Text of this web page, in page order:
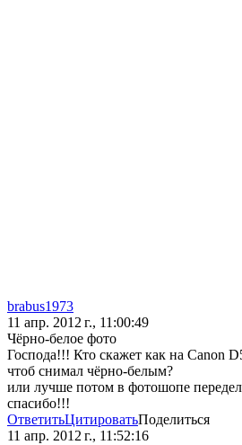
brabus1973
11 апр. 2012 г., 11:00:49
Чёрно-белое фото
Господа!!! Кто скажет как на Canon
чтоб снимал чёрно-белым?
или лучше потом в фотошопе
спасибо!!!
ОтветитьЦитироватьПоделиться
11 апр. 2012 г., 11:52:16